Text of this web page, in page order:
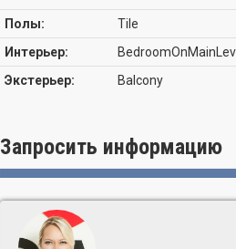
Полы:
Tile
Интерьер:
Экстерьер:
Balcony
Запросить информацию